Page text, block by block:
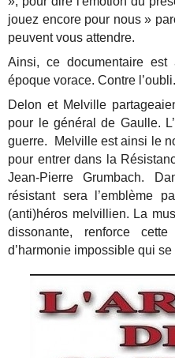
jouez encore pour nous »
peuvent vous attendre.
Ainsi, ce documentaire
époque vorace. Contre
Delon et Melville
pour le général de Gaulle.
guerre. Melville est ainsi le
pour entrer dans la
Jean-Pierre Grumbach.
résistant sera l’emblème
(anti)héros melvillien. La
dissonante, renforce
d’harmonie impossible qui